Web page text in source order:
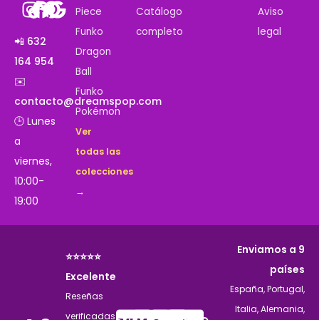
📲 632
164 954
✉️
contacto@dreamspop.com
🕒 Lunes
a
viernes,
10:00-
19:00
Piece
Funko
Dragon
Ball
Funko
Pokémon
Ver
todas las
colecciones
→
Catálogo
completo
Aviso
legal
⭐⭐⭐⭐⭐
Excelente
Reseñas
verificadas
Enviamos a 9
países
España, Portugal,
Italia, Alemania,